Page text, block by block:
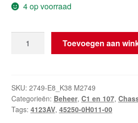
4 op voorraad
Citroën
107
45250-
0H011-
Toevoegen aan
SKU: 2749-E8_K38 M2749
Categorieën: Beheer, C1 en 107,
Tags: 4123AV, 45250-0H011-00